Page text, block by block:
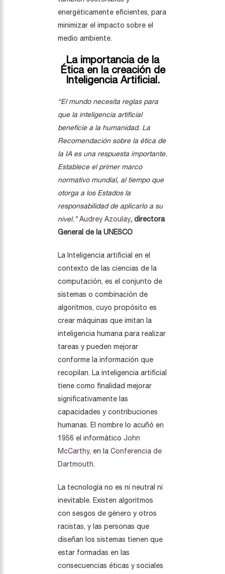
energéticamente eficientes, para
minimizar el impacto sobre el
medio ambiente.
La importancia de la
Ética en la creación de
Inteligencia Artificial.
“El mundo necesita reglas para
que la inteligencia artificial
beneficie a la humanidad. La
Recomendación sobre la ética de
la IA es una respuesta importante.
Establece el primer marco
normativo mundial, al tiempo que
otorga a los Estados la
responsabilidad de aplicarlo a su
nivel.” Audrey Azoulay, directora
General de la UNESCO
La Inteligencia artificial en el
contexto de las ciencias de la
computación, es el conjunto de
sistemas o combinación de
algoritmos, cuyo propósito es
crear máquinas que imitan la
inteligencia humana para realizar
tareas y pueden mejorar
conforme la información que
recopilan. La inteligencia artificial
tiene como finalidad mejorar
significativamente las
capacidades y contribuciones
humanas. El nombre lo acuñó en
1956 el informático John
McCarthy, en la Conferencia de
Dartmouth.
La tecnología no es ni neutral ni
inevitable. Existen algoritmos
con sesgos de género y otros
racistas, y las personas que
diseñan los sistemas tienen que
estar formadas en las
consecuencias éticas y sociales